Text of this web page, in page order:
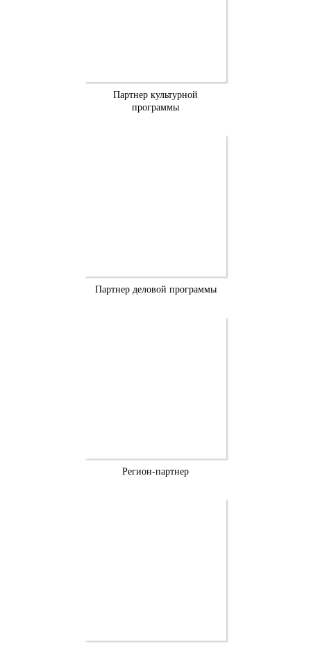
Партнер культурной
программы
Партнер деловой программы
Регион-партнер